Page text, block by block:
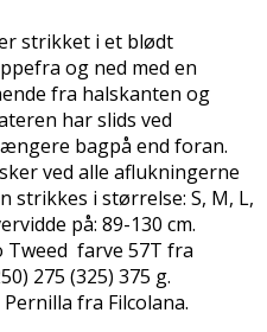
strikket i et blødt
og ned med en
fra halskanten og
har slids ved
bagpå end foran.
ved alle aflukningerne
strikkes i størrelse: S, M, L,
på: 89-130 cm.
Tweed farve 57T fra
275 (325) 375 g.
fra Filcolana.